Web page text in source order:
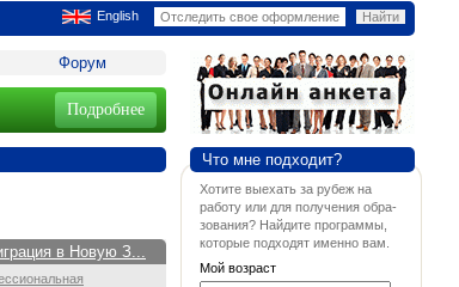
English
Форум
Подробнее
в Новую З...
Что мне подходит?
Хотите выехать за рубеж на
работу или для получения обра-
зования? Найдите программы,
которые подходят именно вам.
Мой возраст